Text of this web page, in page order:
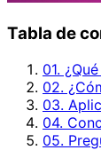
Tabla de
01.
02.
03.
04.
05.